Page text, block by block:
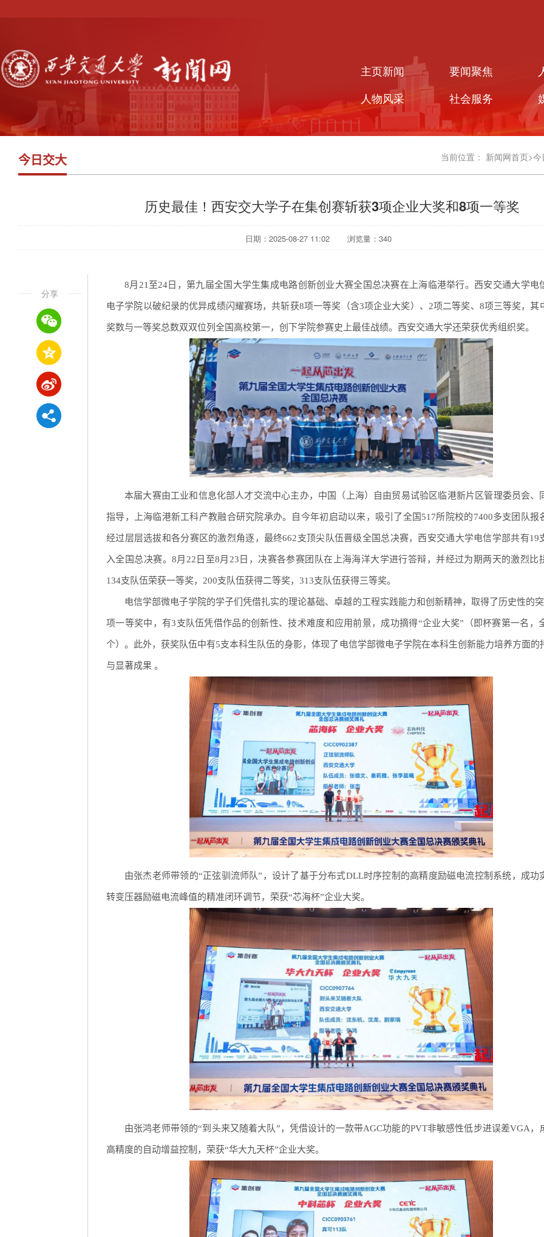
主页新闻 要闻聚焦
人物风采
社会服务
当前位置： 新闻网首页>今
今日交大
分享
历史最佳！西安交大学子在集创赛斩获3项企业大奖和8项一等奖
日期：2025-08-27 11:02 浏览量： 340
8月21至24日，第九届全国大学生集成电路创新创业大赛全国总决赛在上海临港举行。西安交通大学电
电子学院以破纪录的优异成绩闪耀赛场，共斩获‌8项一等奖‌（含‌3项企业大奖‌）、2项二等奖、8项三等奖，其
奖数与一等奖总数双双位列‌全国高校第一‌，创下学院参赛史上最佳战绩。西安交通大学还荣获优秀组织奖。
本届大赛由工业和信息化部人才交流中心主办，中国（上海）自由贸易试验区临港新片区管理委员会、
指导，上海临港新工科产教融合研究院承办。自今年初启动以来，吸引了全国517所院校的7400多支团队报
经过层层选拔和各分赛区的激烈角逐，最终662支顶尖队伍晋级全国总决赛，西安交通大学电信学部共有19
入全国总决赛。8月22日至8月23日，决赛各参赛团队在上海海洋大学进行答辩，并经过为期两天的激烈比
134支队伍荣获一等奖，200支队伍获得二等奖，313支队伍获得三等奖。
电信学部微电子学院的学子们凭借扎实的理论基础、卓越的工程实践能力和创新精神，取得了历史性的
项一等奖中，有3支队伍凭借作品的创新性、技术难度和应用前景，成功摘得“企业大奖”（即杯赛第一名，
个）。此外，获奖队伍中有5支本科生队伍的身影，体现了电信学部微电子学院在本科生创新能力培养方面的
与显著成果 。
由张杰老师带领的“正弦驯流师队”，设计了基于分布式DLL时序控制的高精度励磁电流控制系统，成功
转变压器励磁电流峰值的精准闭环调节，荣获“芯海杯”企业大奖。
由张鸿老师带领的“到头来又随着大队”，凭借设计的一款带AGC功能的PVT非敏感性低步进误差VGA，
高精度的自动增益控制，荣获“华大九天杯”企业大奖。